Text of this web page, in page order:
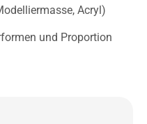
Acryl)
und Proportion